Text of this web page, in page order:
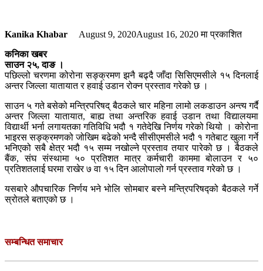
Kanika Khabar August 9, 2020August 16, 2020मा प्रकाशित
कनिका खबर
साउन २५, दाङ ।
पछिल्लो चरणमा कोरोना सङ्क्रमण झनै बढ्दै जाँदा सिसिएमसीले १५ दिनलाई
अन्तर जिल्ला यातायात र हवाई उडान रोक्न प्रस्ताव गरेको छ ।
साउन ५ गते बसेको मन्त्रिपरिषद् बैठकले चार महिना लामो लकडाउन अन्त्य गर्दै
अन्तर जिल्ला यातायात, बाह्य तथा अन्तरिक हवाई उडान तथा विद्यालयमा
विद्यार्थी भर्ना लगायतका गतिविधि भदौ १ गतेदेखि निर्णय गरेको थियो । कोरोना
भाइरस सङ्क्रमणको जोखिम बढेको भन्दै सीसीएमसीले भदौ १ गतेबाट खुला गर्ने
भनिएको सबै क्षेत्र भदौ १५ सम्म नखोल्ने प्रस्ताव तयार पारेको छ । बैठकले
बैंक, संघ संस्थामा ५० प्रतिशत मात्र कर्मचारी काममा बोलाउन र ५०
प्रतिशतलाई घरमा राखेर ७ वा १५ दिन आलोपालो गर्न प्रस्ताव गरेको छ ।
यसबारे औपचारिक निर्णय भने भोलि सोमबार बस्ने मन्त्रिपरिषद्को बैठकले गर्ने
स्रोतले बताएको छ ।
सम्बन्धित समाचार